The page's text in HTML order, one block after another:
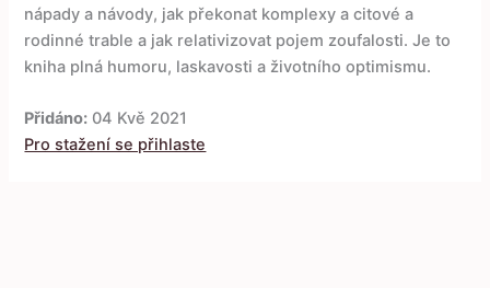
nápady a návody, jak překonat komplexy a citové a
rodinné trable a jak relativizovat pojem zoufalosti. Je to
kniha plná humoru, laskavosti a životního optimismu.
Přidáno: 04 Kvě 2021
Pro stažení se přihlaste